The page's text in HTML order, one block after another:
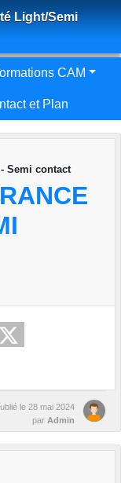
Light/Semi
CAM
et Plan
Semi contact
le 28 mai 2024
par Admin